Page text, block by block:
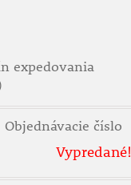
expedovania
Objednávacie číslo
Vypredané!